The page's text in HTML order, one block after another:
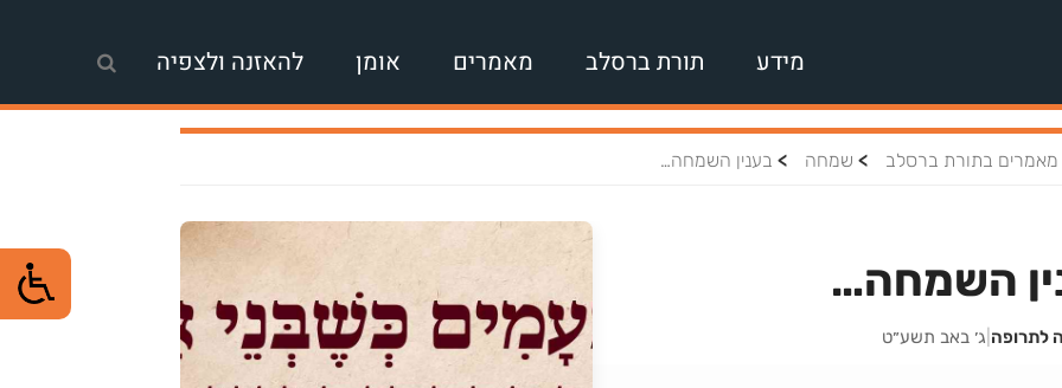
מידע תורת ברסלב מאמרים אומן להאזנה ולצפיה
מאמרים בתורת ברסלב > שמחה > בענין השמחה…
השמחה…
לתרופה ג׳ באב תשע״ט